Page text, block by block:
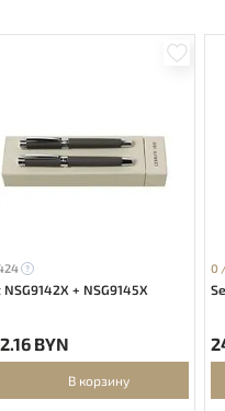
NSG9142X + NSG9145X
BYN
В корзину
0